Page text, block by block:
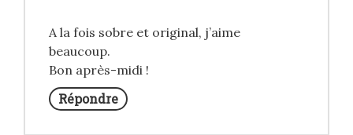
A la fois sobre et original, j’aime
beaucoup.
Bon après-midi !
Répondre